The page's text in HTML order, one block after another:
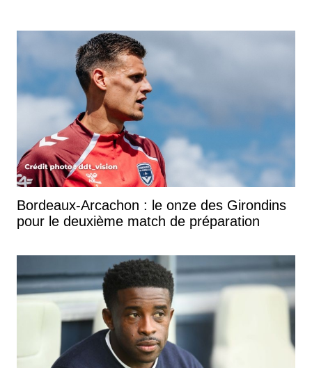
Bordeaux-Arcachon : le onze des Girondins
pour le deuxième match de préparation